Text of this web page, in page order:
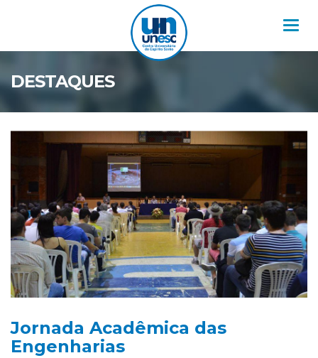
DESTAQUES
Jornada Acadêmica das
Engenharias